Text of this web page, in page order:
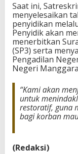
Saat ini,
menyelesaikan
penyidikan
Penyidik akan
menerbitkan
(SP3) serta
Pengadilan
Negeri
“Kami akan
untuk
restoratif, guna
bagi korban
(Redaksi)